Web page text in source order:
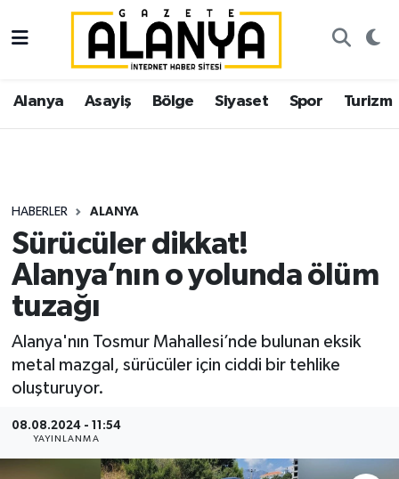
Alanya Asayiş Bölge Siyaset Spor Turizm
HABERLER ALANYA
Sürücüler dikkat!
Alanya’nın o yolunda ölüm
tuzağı
Alanya'nın Tosmur Mahallesi’nde bulunan eksik
metal mazgal, sürücüler için ciddi bir tehlike
oluşturuyor.
08.08.2024 - 11:54
YAYINLANMA
Alanya
Asayiş
Siyaset
Spor
Turizm
Ekonomi
Gazipaşa
İstanbul Nöbetçi Eczaneler
İstanbul Hava Durumu
Süper Lig Puan Durumu ve Fikstür
Tüm Manşetler
Son Dakika Haberleri
Haber Arşivi